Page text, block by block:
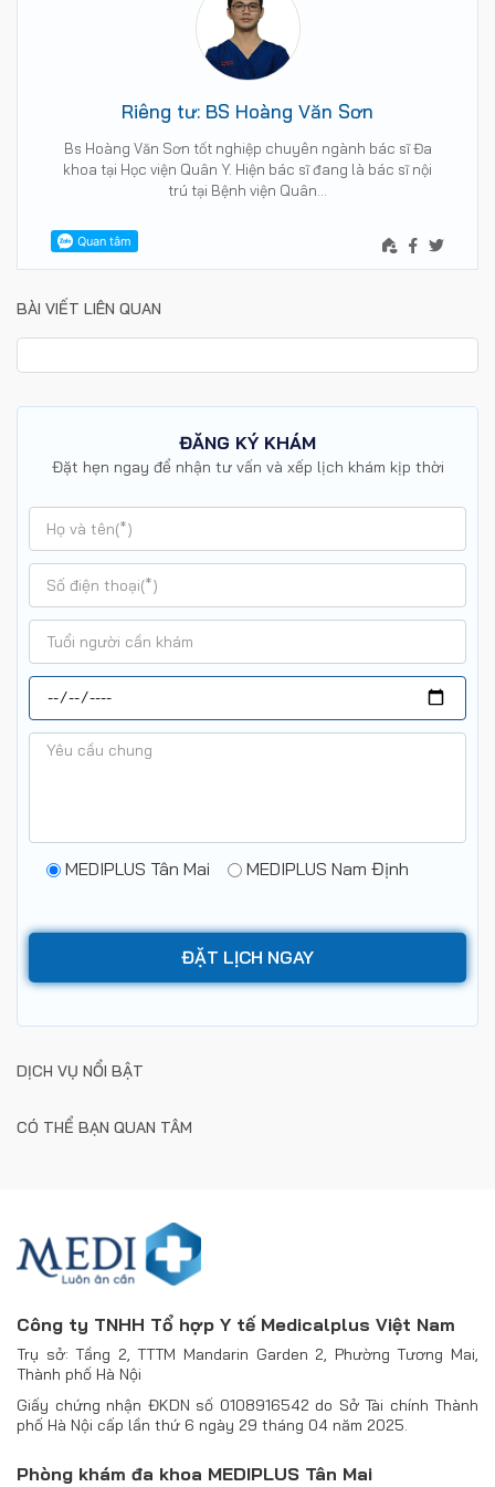
Riêng tư: BS Hoàng Văn Sơn
Bs Hoàng Văn Sơn tốt nghiệp chuyên ngành bác sĩ Đa
khoa tại Học viện Quân Y. Hiện bác sĩ đang là bác sĩ nội
trú tại Bệnh viện Quân…
BÀI VIẾT LIÊN QUAN
ĐĂNG KÝ KHÁM
Đặt hẹn ngay để nhận tư vấn và xếp lịch khám kịp thời
MEDIPLUS Tân Mai MEDIPLUS Nam Định
DỊCH VỤ NỔI BẬT
CÓ THỂ BẠN QUAN TÂM
Công ty TNHH Tổ hợp Y tế Medicalplus Việt Nam
Trụ sở: Tầng 2, TTTM Mandarin Garden 2, Phường Tương Mai,
Thành phố Hà Nội
Giấy chứng nhận ĐKDN số 0108916542 do Sở Tài chính Thành
phố Hà Nội cấp lần thứ 6 ngày 29 tháng 04 năm 2025.
Phòng khám đa khoa MEDIPLUS Tân Mai